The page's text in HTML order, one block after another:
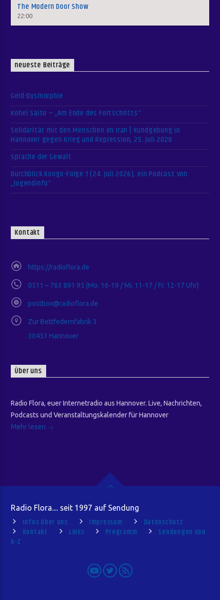
The Modern Door Show
22:00
neueste Beiträge
Geld-Dysmorphie
Kohei Saito – „Am Ende des Fortschritts“
Solidarität mit den Menschen im Iran | Kundgebung in
Hannover gegen Krieg und Repression, 25. Juli 2026
Sprache der Gewalt
Durchblick Kongo-Folge 1 (24. Juli 2026), ein Podcast von
„Jugendinfo“
Kontakt
https://radioflora.de
0511 – 763 891 95 (Mo. 16-19 / Mi. 11-17 / Fr. 12-17 Uhr)
postbox@radioflora.de
Zur Bettfedernfabrik 3
30451 Hannover
Über uns
Radio Flora, euer Internetradio aus Hannover. Live, Nachrichten,
Podcasts und Veranstaltungskalender für Hannover
Mehr lesen
Radio Flora.... seit 1997 auf Sendung
Infos über uns Impressum
Datenschutz
Kontakt
Links Programm
Sendungen von
A-Z